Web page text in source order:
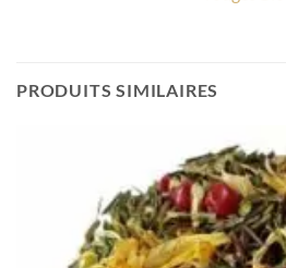
PRODUITS SIMILAIRES